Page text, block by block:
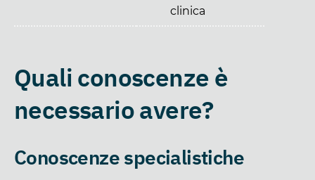
clinica
Quali conoscenze è
necessario avere?
Conoscenze specialistiche